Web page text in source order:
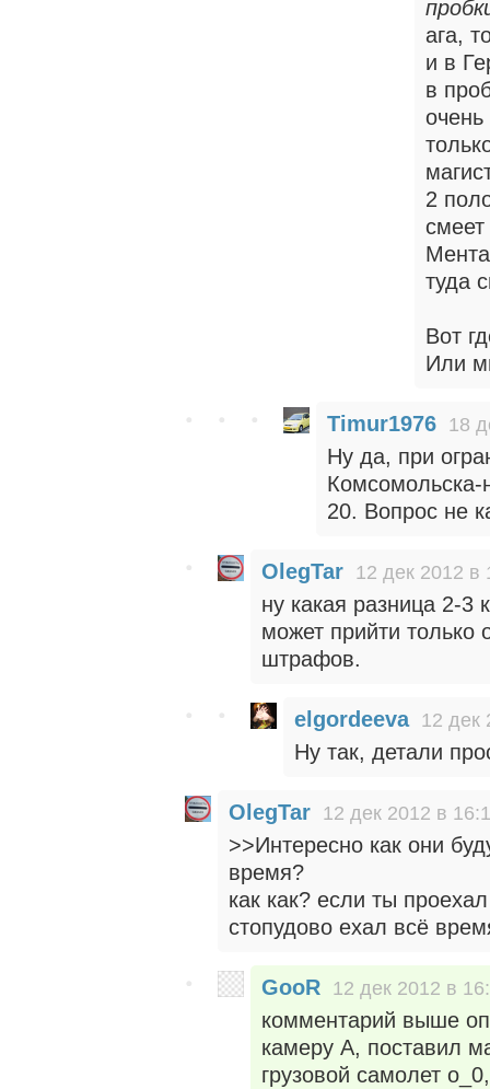
ага,
и в
в
2
смеет
туда
Вот
Или
Timur1976 18
Ну да, при
Комсомольска-
20. Вопрос не
OlegTar 12 дек 2012 в
ну какая разница 2-3
может прийти
штрафов.
elgordeeva 12 дек
Ну так, детали
OlegTar 12 дек 2012 в
>>Интересно как они
время?
как как? если ты
стопудово ехал всё
GooR 12 дек 2012 в
комментарий выше
камеру А, поставил
грузовой самолет